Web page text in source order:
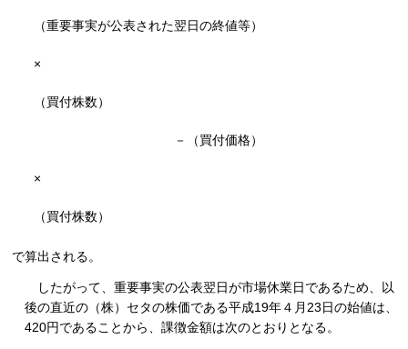
（重要事実が公表された翌日の終値等）
×
（買付株数）
－（買付価格）
×
（買付株数）
で算出される。
したがって、重要事実の公表翌日が市場休業日であるため、以
後の直近の（株）セタの株価である平成19年４月23日の始値は、
420円であることから、課徴金額は次のとおりとなる。